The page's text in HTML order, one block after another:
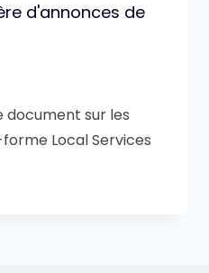
d'annonces de
document sur les
Local Services